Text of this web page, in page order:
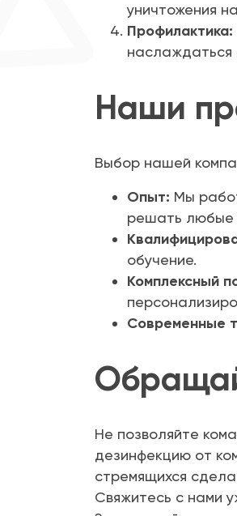
уничтожения
Профилактика:
наслаждаться
Наши
Выбор нашей
Опыт: Мы
решать любые
обучение.
Комплексный
Современные
Не позволяйте
дезинфекцию от
стремящихся
Свяжитесь с нами